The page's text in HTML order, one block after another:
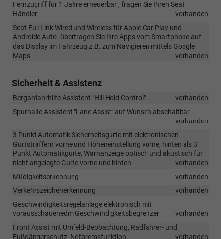
Fernzugriff für 1 Jahre erneuerbar , fragen Sie Ihren Seat
Händler
vorhanden
Seat Full Link Wired und Wireless für Apple Car Play und
Androide Auto- übertragen Sie Ihre Apps vom Smartphone auf
das Display im Fahrzeug z.B. zum Navigieren mittels Google
Maps-
vorhanden
Sicherheit & Assistenz
Berganfahrhilfe Assistent "Hill Hold Control"
vorhanden
Spurhalte Assistent "Lane Assist" auf Wunsch abschaltbar
vorhanden
3 Punkt Automatik Sicherheitsgurte mit elektronischen
Gurtstraffern vorne und Höheneinstellung vorne, hinten als 3
Punkt Automatikgurte, Warnanzeige optisch und akustisch für
nicht angelegte Gurte vorne und hinten
vorhanden
Müdigkeitserkennung
vorhanden
Verkehrszeichenerkennung
vorhanden
Geschwindigkeitsregelanlage elektronisch mit
vorausschauenedm Geschwindigkeitsbegrenzer
vorhanden
Front Assist mit Umfeld-Beobachtung, Radfahrer- und
Fußgängerschutz, Notbremsfunktion
vorhanden